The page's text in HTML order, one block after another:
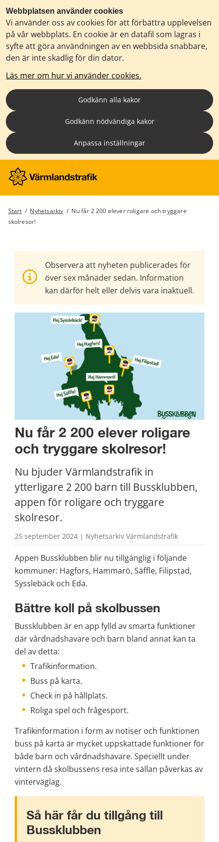
Webbplatsen använder cookies
Vi använder oss av cookies för att förbättra upplevelsen
på vår webbplats. En cookie är en datafil som lagras i
syfte att göra användningen av en webbsida snabbare,
den är inte skadlig för din dator.
Läs mer om hur vi använder cookies.
Godkänn alla kakor
Godkänn nödvändiga kakor
Anpassa inställningar
Start / Nyhetsarkiv / Nu får 2 200 elever roligare och tryggare
skolresor!
Observera att nyheten publicerades för
över sex månader sedan. Information
kan därför helt eller delvis vara inaktuell.
Nu får 2 200 elever roligare
och tryggare skolresor!
Nu bjuder Värmlandstrafik in
ytterligare 2 200 barn till Bussklubben,
appen för roligare och tryggare
skolresor.
25 september 2024 | Nyhetsarkiv Värmlandstrafik
Appen Bussklubben blir nu tillgänglig i följande
kommuner: Hagfors, Hammarö, Säffle, Filipstad,
Sysslebäck och Eda.
Bättre koll på skolbussen
Bussklubben är en app fylld av smarta funktioner
där vårdnadshavare och barn bland annat kan ta
del av detta:
Trafikinformation.
Buss på karta.
Check in på hållplats.
Roliga spel och frågesport.
Trafikinformation i form av notiser och funktionen
buss på karta är mycket uppskattade funktioner för
både barn och vårdnadshavare. Speciellt under
vintern då skolbussens resa inte sällan påverkas av
vinterväglag.
Så här får du tillgång till
Bussklubben